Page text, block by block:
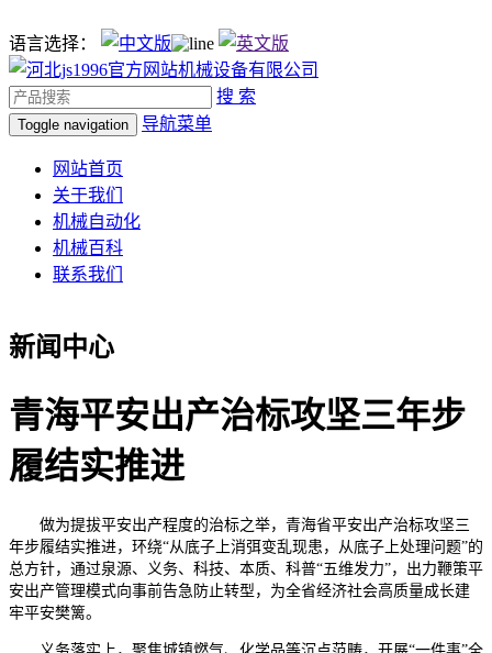
语言选择：
搜 索
Toggle navigation 导航菜单
网站首页
关于我们
机械自动化
机械百科
联系我们
新闻中心
青海平安出产治标攻坚三年步
履结实推进
做为提拔平安出产程度的治标之举，青海省平安出产治标攻坚三
年步履结实推进，环绕“从底子上消弭变乱现患，从底子上处理问题”的
总方针，通过泉源、义务、科技、本质、科普“五维发力”，出力鞭策平
安出产管理模式向事前告急防止转型，为全省经济社会高质量成长建
牢平安樊篱。